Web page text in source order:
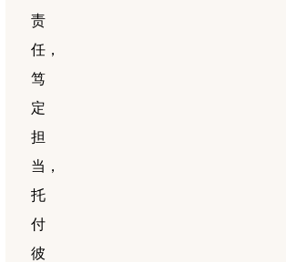
责
任，
笃
定
担
当，
托
付
彼